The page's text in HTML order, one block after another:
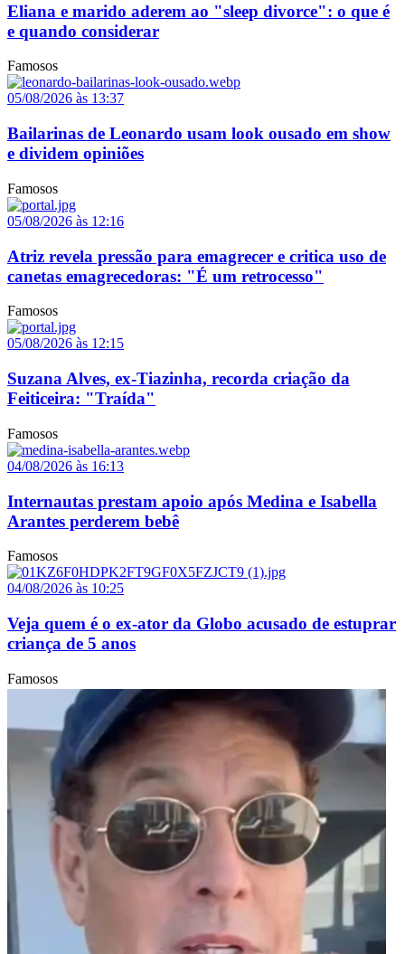
Eliana e marido aderem ao "sleep divorce": o que é
e quando considerar
Famosos
05/08/2026 às 13:37
Bailarinas de Leonardo usam look ousado em show
e dividem opiniões
Famosos
05/08/2026 às 12:16
Atriz revela pressão para emagrecer e critica uso de
canetas emagrecedoras: "É um retrocesso"
Famosos
05/08/2026 às 12:15
Suzana Alves, ex-Tiazinha, recorda criação da
Feiticeira: "Traída"
Famosos
04/08/2026 às 16:13
Internautas prestam apoio após Medina e Isabella
Arantes perderem bebê
Famosos
04/08/2026 às 10:25
Veja quem é o ex-ator da Globo acusado de estuprar
criança de 5 anos
Famosos